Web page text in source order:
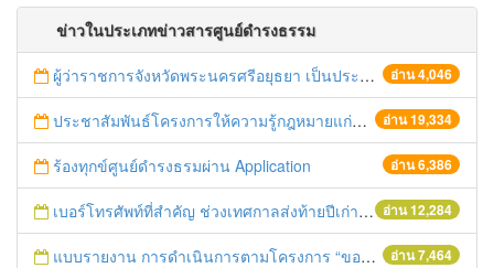
ข่าวในประเภทข่าวสารศูนย์ดำรงธรรม
อ่าน 4,046
ผู้ว่าราชการจังหวัดพระนครศรีอยุธยา เป็นประธานในพิธีมอบบ้านพระราชทาน "บ้านรวมน้ำใจ" ต.สวนพริก อ.พระนครศรีอยุธยา
อ่าน 19,334
ประชาสัมพันธ์โครงการให้ความรู้กฎหมายแก่วิสาหกิจขนาดกลางและขนาดย่อม
อ่าน 6,386
ร้องทุกข์ศูนย์ดำรงธรมผ่าน Application
อ่าน 12,284
เบอร์โทรศัพท์ที่สำคัญ ช่วงเทศกาลส่งท้ายปีเก่า-ต้อนรับปีใหม่ 2559
อ่าน 7,464
แบบรายงาน การดำเนินการตามโครงการ “ของขวัญปีใหม่ ๒๕๕๙ ของศูนย์ดำรงธรรม” ในช่วงเทศกาลปีใหม่ ๒๕๕๙